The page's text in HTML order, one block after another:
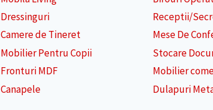
Dressinguri
Camere de Tineret
Mobilier Pentru Copii
Fronturi MDF
Canapele
Receptii/
Mese De
Stocare
Mobilier
Dulapuri